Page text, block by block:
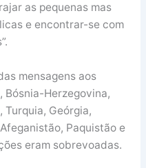
as pequenas mas
e encontrar-se com
mensagens aos
Bósnia-Herzegovina,
Turquia, Geórgia,
Paquistão e
eram sobrevoadas.